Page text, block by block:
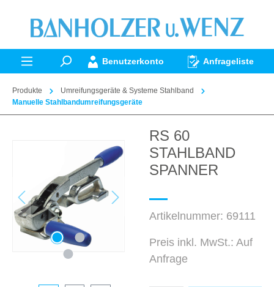
springen
Benutzerkonto Anfrageliste
Produkte
Umreifungsgeräte & Systeme Stahlband
Manuelle Stahlbandumreifungsgeräte
RS 60
STAHLBAND
SPANNER
Artikelnummer: 69111
Preis inkl. MwSt.: Auf
Anfrage